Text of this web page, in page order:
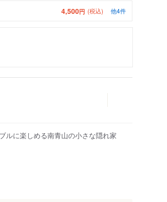
4,500円 (税込) 他4件
ルに楽しめる南青山の小さな隠れ家